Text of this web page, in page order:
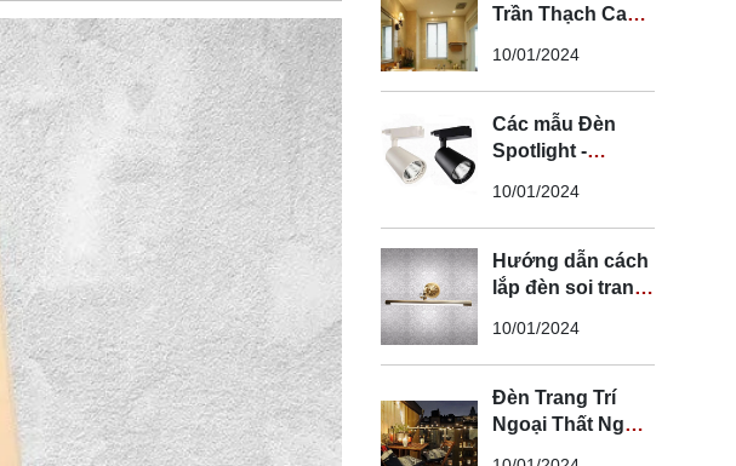
Trần Thạch Cao
Lắp Đèn Trần
Thạch Cao
10/01/2024
Các mẫu Đèn
Spotlight -
- Spotlight rọi ray
10/01/2024
Hướng dẫn cách
lắp đèn soi tranh
an toàn
10/01/2024
Đèn Trang Trí
Ngoại Thất Ngoài